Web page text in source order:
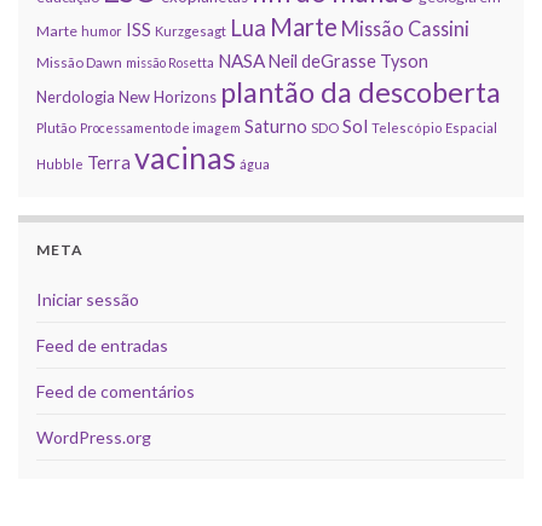
Marte humor ISS Kurzgesagt Lua Marte Missão Cassini
Missão Dawn missão Rosetta NASANeil deGrasse Tyson
Nerdologia New Horizons plantão da descoberta
Plutão Processamento de imagem Saturno SDO Sol Telescópio Espacial
Hubble Terra vacinas água
META
Iniciar sessão
Feed de entradas
Feed de comentários
WordPress.org